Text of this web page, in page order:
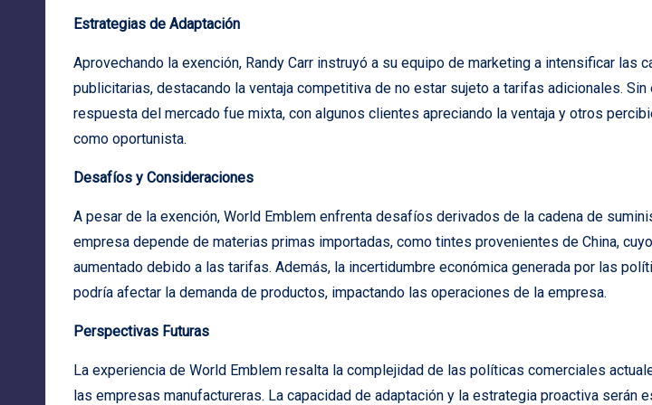
Estrategias de Adaptación
Aprovechando la exención, Randy Carr instruyó a su equipo de marketing a intensificar las
publicitarias, destacando la ventaja competitiva de no estar sujeto a tarifas adicionales. Sin
respuesta del mercado fue mixta, con algunos clientes apreciando la ventaja y otros
como oportunista.
Desafíos y Consideraciones
A pesar de la exención, World Emblem enfrenta desafíos derivados de la cadena de
empresa depende de materias primas importadas, como tintes provenientes de China,
aumentado debido a las tarifas. Además, la incertidumbre económica generada por las
podría afectar la demanda de productos, impactando las operaciones de la empresa.
Perspectivas Futuras
La experiencia de World Emblem resalta la complejidad de las políticas comerciales
las empresas manufactureras. La capacidad de adaptación y la estrategia proactiva serán